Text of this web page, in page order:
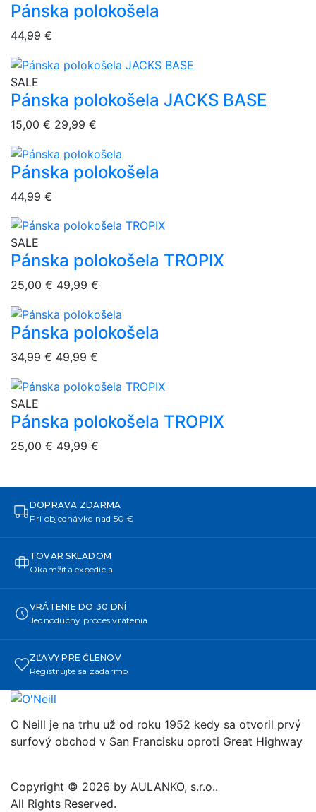
overlay bg
Pánska polokošela
44,99 €
overlay bg
SALE
Pánska polokošela JACKS BASE
15,00 € 29,99 €
overlay bg
Pánska polokošela
44,99 €
overlay bg
SALE
Pánska polokošela TROPIX
25,00 € 49,99 €
overlay bg
Pánska polokošela
34,99 € 49,99 €
overlay bg
SALE
Pánska polokošela TROPIX
25,00 € 49,99 €
DOPRAVA ZDARMA
Pri objednávke nad 50 €
TOVAR SKLADOM
Okamžitá expedícia
VRÁTENIE DO 30 DNÍ
Jednoduchý proces vrátenia
ZĽAVY PRE ČLENOV
Registrujte sa zadarmo
O Neill je na trhu už od roku 1952 kedy sa otvoril prvý
surfový obchod v San Francisku oproti Great Highway
Copyright © 2026 by AULANKO, s.r.o..
All Rights Reserved.